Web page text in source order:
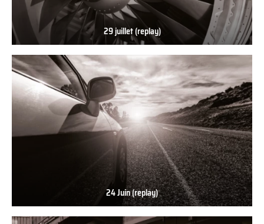
juillet
(replay)
29 juillet (replay)
Juin
24 Juin (replay)